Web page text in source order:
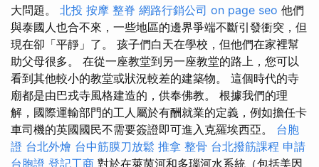
大問題。 北投 按摩 整脊 網路行銷公司 on page seo 他們
與泰國人也合不來，一些地區的邊界爭端不斷引發衝突，但
現在卻「平靜」了。 孩子們白天在學校，但他們在家裡幫
助父母很多。 在從一座教堂到另一座教堂的路上，您可以
看到其他較小的教堂或狀況較差的建築物。 這個時代的寺
廟都是由巴戎寺風格建造的，供奉佛教。 根據我們的理
解，國際運輸部門的工人屬於有酬就業的定義，例如擔任卡
車司機的英國國民不需要簽證即可進入克羅埃西亞。 台胞
證 台北外燴 台中筋膜刀放鬆 推拿 整骨 台北撥筋課程 申請
台胞證 登記工商 對於在萊茵河和多瑙河水系統（包括美因